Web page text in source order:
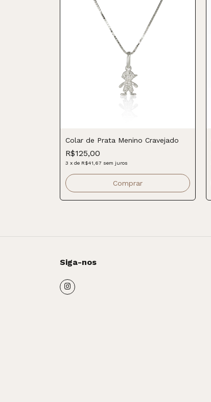
Colar de Prata Menino Cravejado
R$125,00
3 x de R$41,67 sem juros
Siga-nos